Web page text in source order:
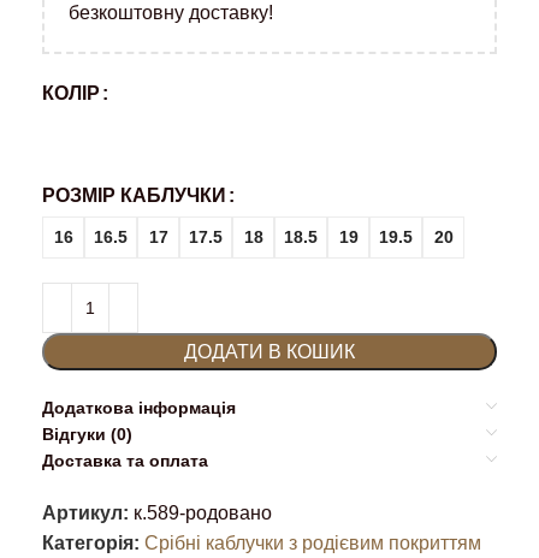
безкоштовну доставку!
КОЛІР
РОЗМІР КАБЛУЧКИ
16 16.5 17 17.5 18 18.5 19 19.5 20
ДОДАТИ В КОШИК
Додаткова інформація
Відгуки (0)
Доставка та оплата
Артикул: к.589-родовано
Категорія: Срібні каблучки з родієвим покриттям